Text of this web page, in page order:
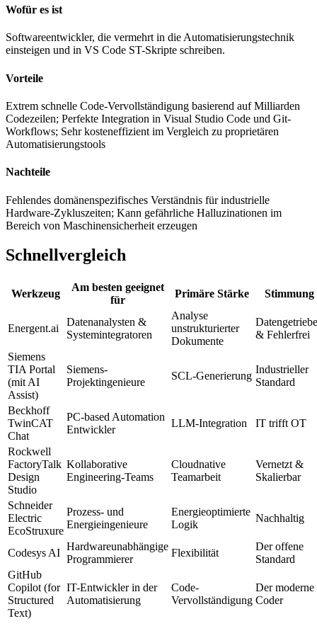
Wofür es ist
Softwareentwickler, die vermehrt in die Automatisierungstechnik
einsteigen und in VS Code ST-Skripte schreiben.
Vorteile
Extrem schnelle Code-Vervollständigung basierend auf Milliarden
Codezeilen; Perfekte Integration in Visual Studio Code und Git-
Workflows; Sehr kosteneffizient im Vergleich zu proprietären
Automatisierungstools
Nachteile
Fehlendes domänenspezifisches Verständnis für industrielle
Hardware-Zykluszeiten; Kann gefährliche Halluzinationen im
Bereich von Maschinensicherheit erzeugen
Schnellvergleich
Werkzeug
Am besten geeignet
für
Primäre Stärke Stimmung
Energent.ai
Datenanalysten &
Systemintegratoren
Analyse
unstrukturierter
Dokumente
& Fehlerfrei
Siemens
TIA Portal
(mit AI
Assist)
Siemens-
Projektingenieure
SCL-Generierung
Industrieller
Standard
Beckhoff
TwinCAT
Chat
PC-based Automation
Entwickler
LLM-Integration IT trifft OT
Rockwell
FactoryTalk
Design
Studio
Kollaborative
Engineering-Teams
Cloudnative
Teamarbeit
Vernetzt &
Skalierbar
Schneider
Electric
EcoStruxure
Prozess- und
Energieingenieure
Energieoptimierte
Logik
Nachhaltig
Codesys AI
Hardwareunabhängige
Programmierer
Flexibilität
Der offene
Standard
GitHub
Copilot (for
Structured
Text)
IT-Entwickler in der
Automatisierung
Code-
Vervollständigung
Der moderne
Coder